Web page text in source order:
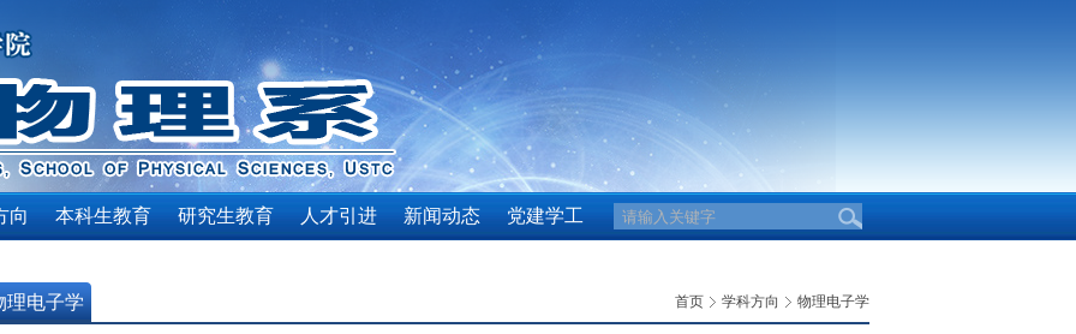
向 本科生教育 研究生教育 人才引进 新闻动态 党建学工
理电子学 首页 学科方向 物理电子学